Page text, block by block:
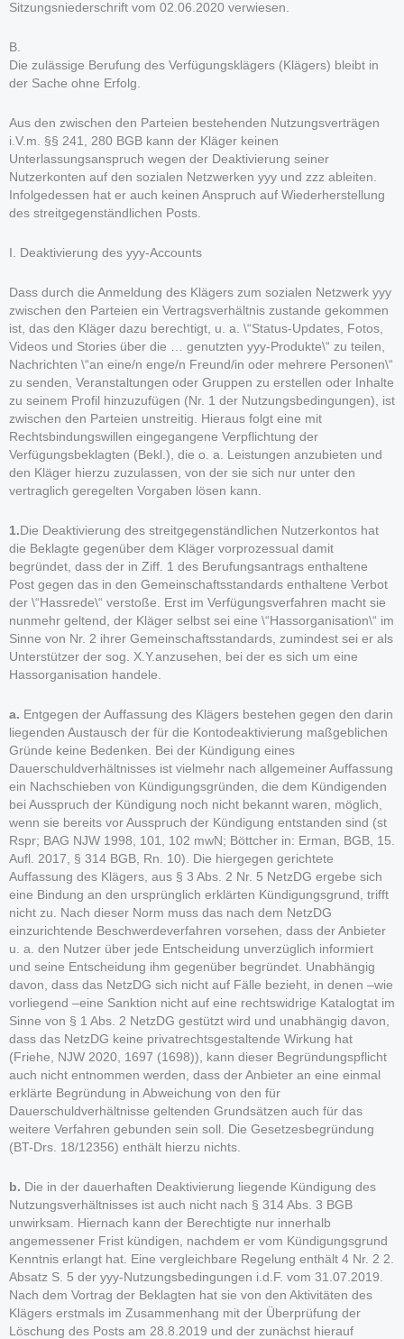
Sitzungsniederschrift vom 02.06.2020 verwiesen.
B.
Die zulässige Berufung des Verfügungsklägers (Klägers) bleibt in
der Sache ohne Erfolg.
Aus den zwischen den Parteien bestehenden Nutzungsverträgen
i.V.m. §§ 241, 280 BGB kann der Kläger keinen
Unterlassungsanspruch wegen der Deaktivierung seiner
Nutzerkonten auf den sozialen Netzwerken yyy und zzz ableiten.
Infolgedessen hat er auch keinen Anspruch auf Wiederherstellung
des streitgegenständlichen Posts.
I. Deaktivierung des yyy-Accounts
Dass durch die Anmeldung des Klägers zum sozialen Netzwerk yyy
zwischen den Parteien ein Vertragsverhältnis zustande gekommen
ist, das den Kläger dazu berechtigt, u. a. \“Status-Updates, Fotos,
Videos und Stories über die … genutzten yyy-Produkte\“ zu teilen,
Nachrichten \“an eine/n enge/n Freund/in oder mehrere Personen\“
zu senden, Veranstaltungen oder Gruppen zu erstellen oder Inhalte
zu seinem Profil hinzuzufügen (Nr. 1 der Nutzungsbedingungen), ist
zwischen den Parteien unstreitig. Hieraus folgt eine mit
Rechtsbindungswillen eingegangene Verpflichtung der
Verfügungsbeklagten (Bekl.), die o. a. Leistungen anzubieten und
den Kläger hierzu zuzulassen, von der sie sich nur unter den
vertraglich geregelten Vorgaben lösen kann.
1. Die Deaktivierung des streitgegenständlichen Nutzerkontos hat
die Beklagte gegenüber dem Kläger vorprozessual damit
begründet, dass der in Ziff. 1 des Berufungsantrags enthaltene
Post gegen das in den Gemeinschaftsstandards enthaltene Verbot
der \“Hassrede\“ verstoße. Erst im Verfügungsverfahren macht sie
nunmehr geltend, der Kläger selbst sei eine \“Hassorganisation\“ im
Sinne von Nr. 2 ihrer Gemeinschaftsstandards, zumindest sei er als
Unterstützer der sog. X.Y.anzusehen, bei der es sich um eine
Hassorganisation handele.
a. Entgegen der Auffassung des Klägers bestehen gegen den darin
liegenden Austausch der für die Kontodeaktivierung maßgeblichen
Gründe keine Bedenken. Bei der Kündigung eines
Dauerschuldverhältnisses ist vielmehr nach allgemeiner Auffassung
ein Nachschieben von Kündigungsgründen, die dem Kündigenden
bei Ausspruch der Kündigung noch nicht bekannt waren, möglich,
wenn sie bereits vor Ausspruch der Kündigung entstanden sind (st
Rspr; BAG NJW 1998, 101, 102 mwN; Böttcher in: Erman, BGB, 15.
Aufl. 2017, § 314 BGB, Rn. 10). Die hiergegen gerichtete
Auffassung des Klägers, aus § 3 Abs. 2 Nr. 5 NetzDG ergebe sich
eine Bindung an den ursprünglich erklärten Kündigungsgrund, trifft
nicht zu. Nach dieser Norm muss das nach dem NetzDG
einzurichtende Beschwerdeverfahren vorsehen, dass der Anbieter
u. a. den Nutzer über jede Entscheidung unverzüglich informiert
und seine Entscheidung ihm gegenüber begründet. Unabhängig
davon, dass das NetzDG sich nicht auf Fälle bezieht, in denen –wie
vorliegend –eine Sanktion nicht auf eine rechtswidrige Katalogtat im
Sinne von § 1 Abs. 2 NetzDG gestützt wird und unabhängig davon,
dass das NetzDG keine privatrechtsgestaltende Wirkung hat
(Friehe, NJW 2020, 1697 (1698)), kann dieser Begründungspflicht
auch nicht entnommen werden, dass der Anbieter an eine einmal
erklärte Begründung in Abweichung von den für
Dauerschuldverhältnisse geltenden Grundsätzen auch für das
weitere Verfahren gebunden sein soll. Die Gesetzesbegründung
(BT-Drs. 18/12356) enthält hierzu nichts.
b. Die in der dauerhaften Deaktivierung liegende Kündigung des
Nutzungsverhältnisses ist auch nicht nach § 314 Abs. 3 BGB
unwirksam. Hiernach kann der Berechtigte nur innerhalb
angemessener Frist kündigen, nachdem er vom Kündigungsgrund
Kenntnis erlangt hat. Eine vergleichbare Regelung enthält 4 Nr. 2 2.
Absatz S. 5 der yyy-Nutzungsbedingungen i.d.F. vom 31.07.2019.
Nach dem Vortrag der Beklagten hat sie von den Aktivitäten des
Klägers erstmals im Zusammenhang mit der Überprüfung der
Löschung des Posts am 28.8.2019 und der zunächst hierauf